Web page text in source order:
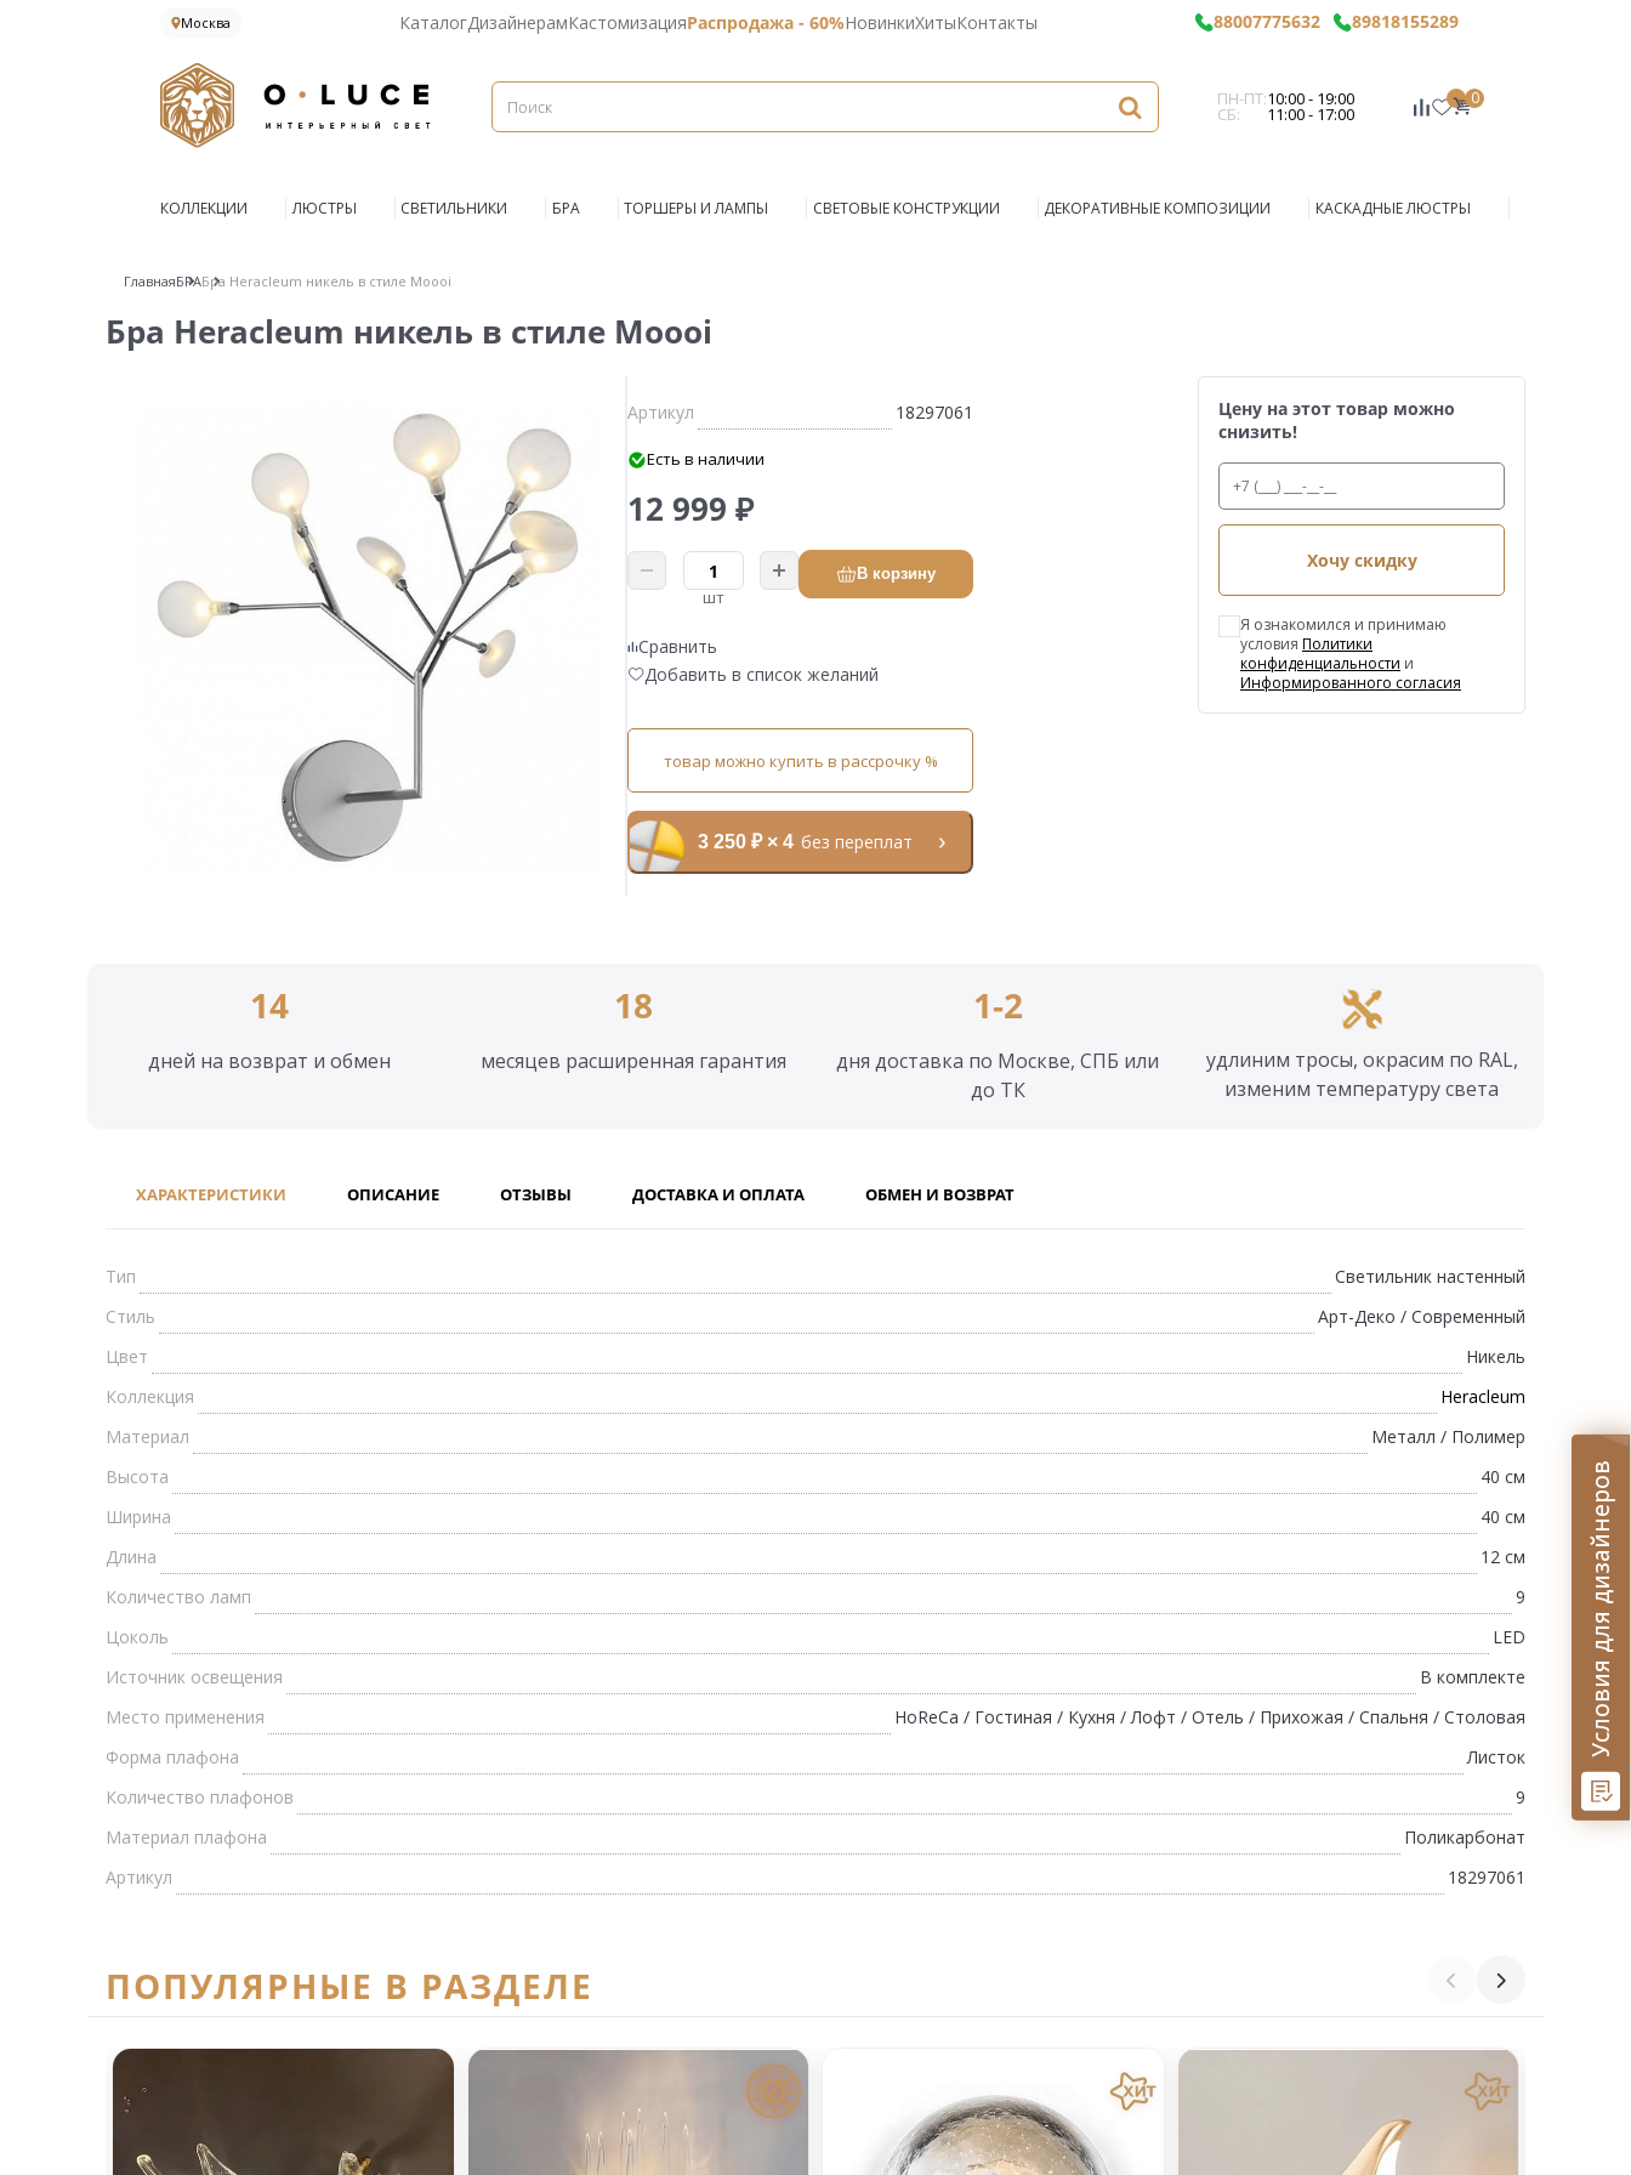
Москва КаталогДизайнерамКастомизацияРаспродажа - 60%НовинкиХитыКонтакты 88007775632 89818155289
ПН-ПТ:10:00 - 19:00
СБ: 11:00 - 17:00
0
КОЛЛЕКЦИИ ЛЮСТРЫ СВЕТИЛЬНИКИ БРА ТОРШЕРЫ И ЛАМПЫ СВЕТОВЫЕ КОНСТРУКЦИИ ДЕКОРАТИВНЫЕ КОМПОЗИЦИИ КАСКАДНЫЕ ЛЮСТРЫ
ГлавнаяБРАБра Heracleum никель в стиле Moooi
Бра Heracleum никель в стиле Moooi
Артикул 18297061
Есть в наличии
12 999 ₽
шт
В корзину
Сравнить
Добавить в список желаний
товар можно купить в рассрочку %
3 250 ₽ × 4 без переплат
Цену на этот товар можно
снизить!
Хочу скидку
Я ознакомился и принимаю
условия Политики
конфиденциальности и
Информированного согласия
14
дней на возврат и обмен
18
месяцев расширенная гарантия
1-2
дня доставка по Москве, СПБ или
до ТК
удлиним тросы, окрасим по RAL,
изменим температуру света
ХАРАКТЕРИСТИКИ ОПИСАНИЕ ОТЗЫВЫ ДОСТАВКА И ОПЛАТА ОБМЕН И ВОЗВРАТ
Тип
Светильник настенный
Стиль
Арт-Деко / Современный
Цвет
Никель
Коллекция
Heracleum
Материал
Металл / Полимер
Высота
40 см
Ширина
40 см
Длина
12 см
Количество ламп
9
Цоколь
LED
Источник освещения
В комплекте
Место применения
HoReCa / Гостиная / Кухня / Лофт / Отель / Прихожая / Спальня / Столовая
Форма плафона
Листок
Количество плафонов
9
Материал плафона
Поликарбонат
Артикул
18297061
ПОПУЛЯРНЫЕ В РАЗДЕЛЕ
Условия для дизайнеров